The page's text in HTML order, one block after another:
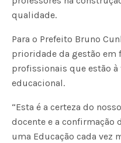
qualidade.
Para o Prefeito Bruno
prioridade da gestão em
profissionais que estão
educacional.
“Esta é a certeza do
docente e a confirmação
uma Educação cada vez